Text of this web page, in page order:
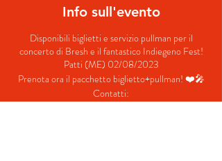
Info sull'evento
Disponibili biglietti e servizio pullman per il
concerto di Bresh e il fantastico Indiegeno Fest!
Patti (ME) 02/08/2023
Prenota ora il pacchetto biglietto+pullman! ❤️🎤
Contatti: